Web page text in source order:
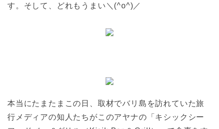
す。そして、どれもうまい＼(^o^)／
本当にたまたまこの日、取材でバリ島を訪れていた旅
行メディアの知人たちがこのアヤナの「キシックシー